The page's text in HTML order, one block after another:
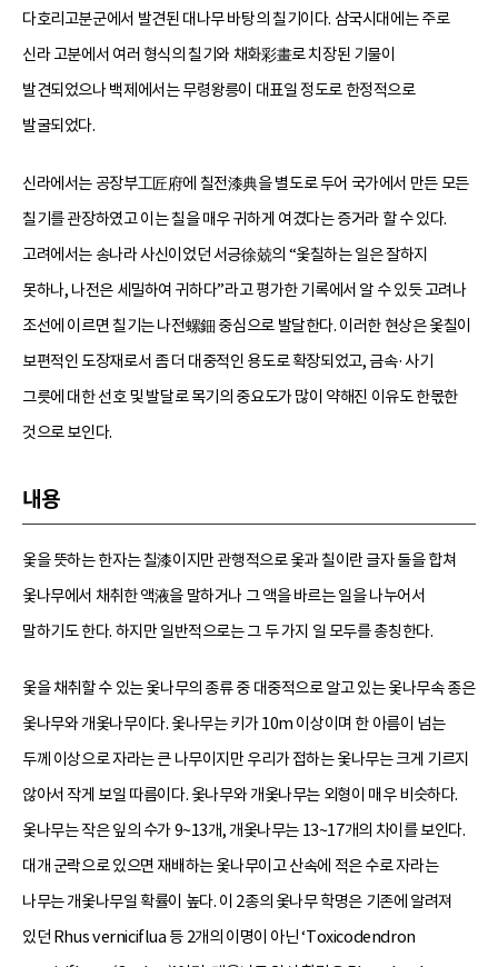
다호리고분군에서 발견된 대나무 바탕의 칠기이다. 삼국시대에는 주로
신라 고분에서 여러 형식의 칠기와 채화彩畫로 치장된 기물이
발견되었으나 백제에서는 무령왕릉이 대표일 정도로 한정적으로
발굴되었다.
신라에서는 공장부工匠府에 칠전漆典을 별도로 두어 국가에서 만든 모든
칠기를 관장하였고 이는 칠을 매우 귀하게 여겼다는 증거라 할 수 있다.
고려에서는 송나라 사신이었던 서긍徐兢의 “옻칠하는 일은 잘하지
못하나, 나전은 세밀하여 귀하다”라고 평가한 기록에서 알 수 있듯 고려나
조선에 이르면 칠기는 나전螺鈿 중심으로 발달한다. 이러한 현상은 옻칠이
보편적인 도장재로서 좀 더 대중적인 용도로 확장되었고, 금속·사기
그릇에 대한 선호 및 발달로 목기의 중요도가 많이 약해진 이유도 한몫한
것으로 보인다.
내용
옻을 뜻하는 한자는 칠漆이지만 관행적으로 옻과 칠이란 글자 둘을 합쳐
옻나무에서 채취한 액液을 말하거나 그 액을 바르는 일을 나누어서
말하기도 한다. 하지만 일반적으로는 그 두 가지 일 모두를 총칭한다.
옻을 채취할 수 있는 옻나무의 종류 중 대중적으로 알고 있는 옻나무속 종은
옻나무와 개옻나무이다. 옻나무는 키가 10m 이상이며 한 아름이 넘는
두께 이상으로 자라는 큰 나무이지만 우리가 접하는 옻나무는 크게 기르지
않아서 작게 보일 따름이다. 옻나무와 개옻나무는 외형이 매우 비슷하다.
옻나무는 작은 잎의 수가 9~13개, 개옻나무는 13~17개의 차이를 보인다.
대개 군락으로 있으면 재배하는 옻나무이고 산속에 적은 수로 자라는
나무는 개옻나무일 확률이 높다. 이 2종의 옻나무 학명은 기존에 알려져
있던 Rhus verniciflua 등 2개의 이명이 아닌 ‘Toxicodendron